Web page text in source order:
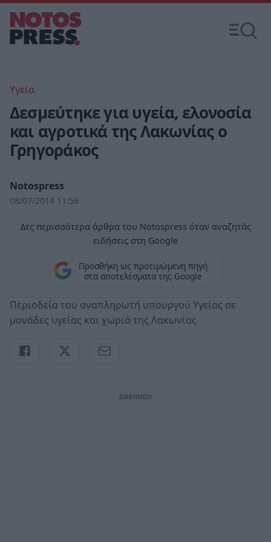
Υγεία
Δεσμεύτηκε για υγεία, ελονοσία
και αγροτικά της Λακωνίας ο
Γρηγοράκος
Notospress
08/07/2014 11:56
Δες περισσότερα άρθρα του Notospress όταν αναζητάς
ειδήσεις στη Google
Προσθήκη ως προτιμώμενη πηγή
στα αποτελέσματα της Google
Περιοδεία του αναπληρωτή υπουργού Υγείας σε
μονάδες υγείας και χωριά της Λακωνίας